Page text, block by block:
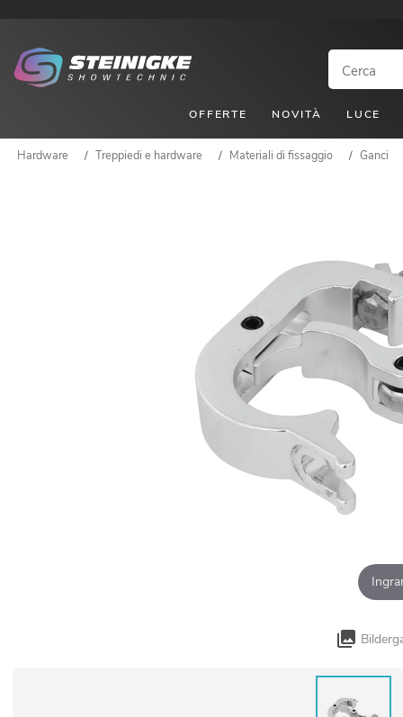
OFFERTE NOVITÀ LUCE
Hardware / Treppiedi e hardware / Materiali di fissaggio / Ganci